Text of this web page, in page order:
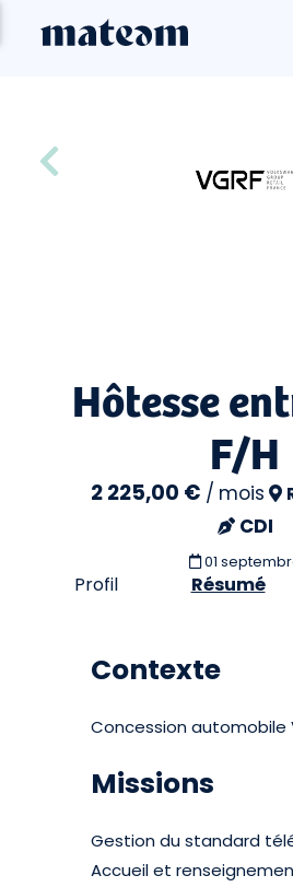
Hôtesse
F/H
2 225,00 € / mois
CDI
01
Profil Résumé
Contexte
Concession automobile
Missions
Gestion du standard
Accueil et